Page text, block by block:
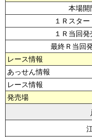
本場開
１Ｒスタ
１Ｒ当回
最終Ｒ当回
レース情報
あっせん情報
レース情報
発売場